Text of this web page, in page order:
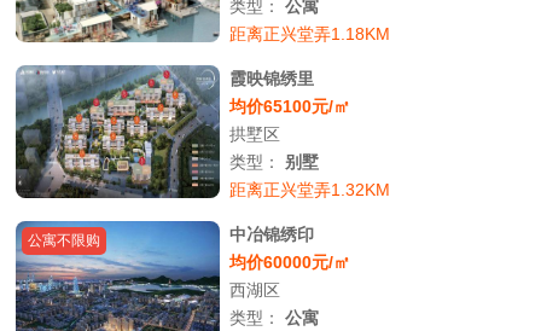
类型：公寓
距离正兴堂弄1.18KM
霞映锦绣里
均价65100元/㎡
拱墅区
类型：别墅
距离正兴堂弄1.32KM
公寓不限购
中冶锦绣印
均价60000元/㎡
西湖区
类型：公寓